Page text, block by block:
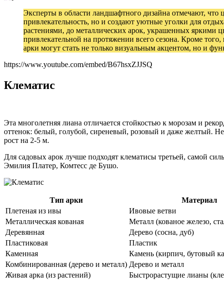
Эксперты в области ландшафтного дизайна отмечают, что
привлекательность, но и создают уютные уголки для
растениями, до металлических арок, украшенных яркими
привлекательной на протяжении всего сезона. Кроме
арки могут стать не только визуальным акцентом, но и
https://www.youtube.com/embed/B67hsxZJJSQ
Клематис
Эта многолетняя лиана отличается стойкостью к морозам и
оттенок: белый, голубой, сиреневый, розовый и даже желтый.
рост на 2-5 м.
Для садовых арок лучше подходят клематисы третьей, самой
Эмилия Платер, Комтесс де Бушо.
Тип арки Материал
Плетеная из ивы
Ивовые ветви
Металлическая кованая
Металл (кованое железо,
Деревянная
Дерево (сосна, дуб)
Пластиковая
Пластик
Каменная
Камень (кирпич, бутовый
Комбинированная (дерево и металл) Дерево и металл
Живая арка (из растений)
Быстрорастущие лианы